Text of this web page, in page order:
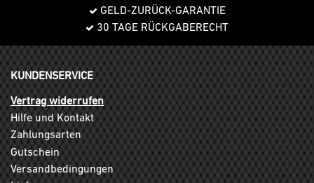
GELD-ZURÜCK-GARANTIE
30 TAGE RÜCKGABERECHT
KUNDENSERVICE
Vertrag widerrufen
Hilfe und Kontakt
Zahlungsarten
Gutschein
Versandbedingungen